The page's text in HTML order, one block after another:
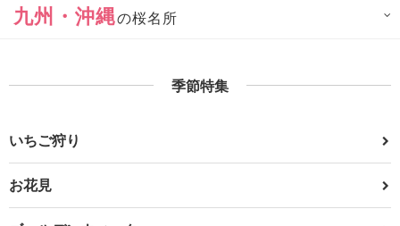
九州・沖縄の桜名所
季節特集
いちご狩り
お花見